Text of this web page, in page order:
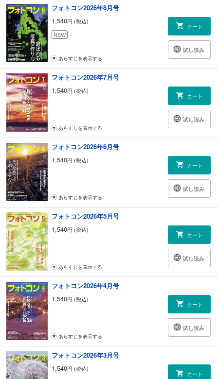
131 プロに聞く！ 新製品速報
パナソニック LUMIX DC-GH5S
キヤノン TS-E50ミリ F2.8L マクロ／TS-E90ミリ F2.8L マクロ／TS-
E135ミリ F4L マクロ
タムロン 100～400ミリ F/4.5-6.3 Di VC USD
シグマ 16ミリ F1.4 DC DN│Contemporary
杉本利彦／吉森信哉
コンテスト
016 モノクロ作品招待席
審査・選評 立木義浩
028 モノクロ作品招待席 応募規定
［中・上級コース マンスリーフォトコンテスト］
041 ネイチャーフォトの部
今月の審査・選評 高砂淳二
062 自由作品の部
今月の審査・選評 小松健一
082 組写真の部
審査・選評 岡嶋和幸
［初級コース フォトコン・スクール］
177 自由の部
審査・選評 佐々木啓太
187 こうすればよくなる［自由の部］
191 ネイチャーの部
審査・選評 岡本洋子
201 こうすればよくなる［ネイチャーの部］
269 ［応募規定］フォトコンG／フォトハイ句！
270 ［応募規定］月例コンテスト
フォトコンＧ
140 「山里が輝くとき ―開田高原―」田中 進
146 「橅人 ＢＵＮＡＪＩＮ ―新潟―」清水重蔵
149 「DesignScape ～新しい風景のかたち～」林 明輝
154 「車両のない鐵道写真 vol.2」 GTYと愉快な仲間たち
156 「白鳥彩宴」高橋 清
フォトコン2026年8月号
1,540円 (税込)
NEW
カート
試し読み
あらすじを表示する
フォトコン2026年7月号
1,540円 (税込)
カート
試し読み
あらすじを表示する
フォトコン2026年6月号
1,540円 (税込)
カート
試し読み
あらすじを表示する
フォトコン2026年5月号
1,540円 (税込)
カート
試し読み
あらすじを表示する
フォトコン2026年4月号
1,540円 (税込)
カート
試し読み
あらすじを表示する
フォトコン2026年3月号
1,540円 (税込)
カート